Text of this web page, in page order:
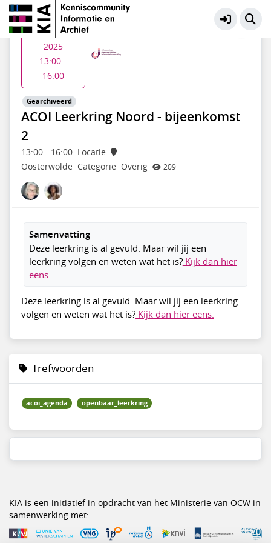
ACOI - Kennisdeling
ACOI Leerkring Noord - bijeenkomst
2
Gearchiveerd
13:00- 16:00 Locatie
Oosterwolde Categorie Overig 209
Do 4 dec
2025
13:00 -
16:00
Samenvatting
Deze leerkring is al gevuld. Maar wil jij een
leerkring volgen en weten wat het is?Kijk dan hier
eens.
Deze leerkring is al gevuld. Maar wil jij een leerkring
volgen en weten wat het is?Kijk dan hier eens.
Trefwoorden
acoi_agenda openbaar_leerkring
KIA is een initiatief in opdracht van het Ministerie van OCW in
samenwerking met: